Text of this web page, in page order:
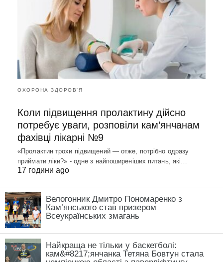
ОХОРОНА ЗДОРОВ'Я
Коли підвищення пролактину дійсно
потребує уваги, розповіли кам’янчанам
фахівці лікарні №9
«Пролактин трохи підвищений — отже, потрібно одразу
приймати ліки?» - одне з найпоширеніших питань, які…
17 години ago
Велогонник Дмитро Пономаренко з
Кам’янського став призером
Всеукраїнських змагань
Найкраща не тільки у баскетболі:
кам&#8217;янчанка Тетяна Бовтун стала